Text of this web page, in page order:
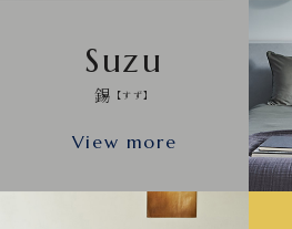
Suzu
錫 【すず】
View more